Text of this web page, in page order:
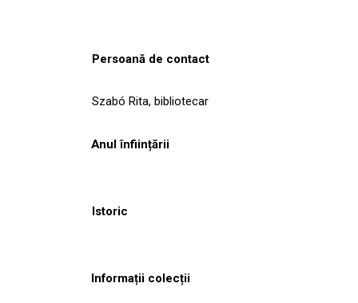
Persoană de contact
Szabó Rita, bibliotecar
Anul înființării
Istoric
Informații colecții